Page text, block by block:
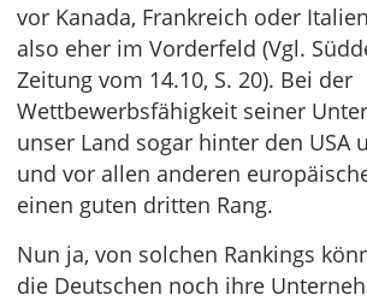
vor Kanada, Frankreich oder
also eher im Vorderfeld (Vgl.
Zeitung vom 14.10, S. 20). Bei der
Wettbewerbsfähigkeit seiner
unser Land sogar hinter den USA
und vor allen anderen
einen guten dritten Rang.
Nun ja, von solchen Rankings
die Deutschen noch ihre